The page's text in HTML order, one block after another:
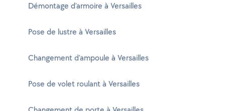
Démontage d'armoire à Versailles
Pose de lustre à Versailles
Changement d'ampoule à Versailles
Pose de volet roulant à Versailles